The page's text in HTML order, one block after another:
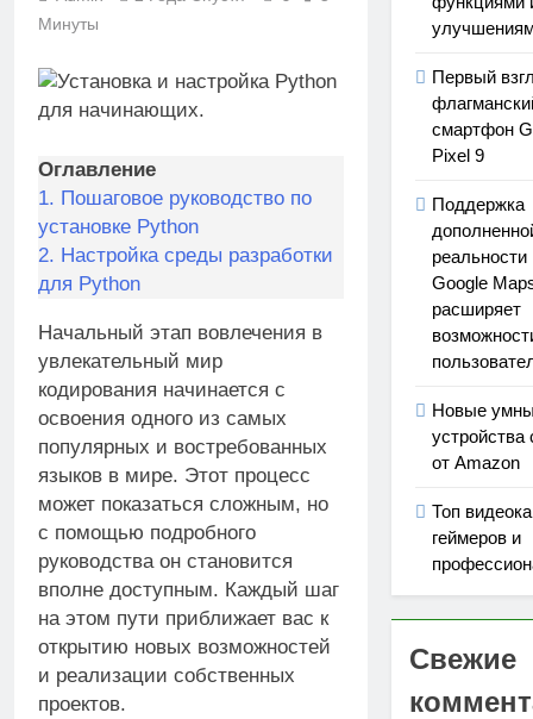
Минуты
Оглавление
1. Пошаговое руководство по
установке Python
2. Настройка среды разработки
для Python
Начальный этап вовлечения в
увлекательный мир
кодирования начинается с
освоения одного из самых
популярных и востребованных
языков в мире. Этот процесс
может показаться сложным, но
с помощью подробного
руководства он становится
вполне доступным. Каждый шаг
на этом пути приближает вас к
открытию новых возможностей
и реализации собственных
проектов.
Первый
смартфон
Pixel 9
Поддержка
реальности
Google
расширяет
Новые
устройства
от Amazon
Топ
геймеров и
Свежие